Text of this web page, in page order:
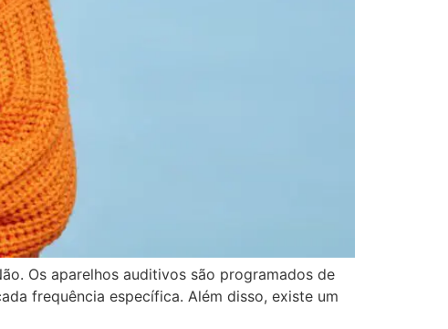
Os aparelhos auditivos são programados de
frequência específica. Além disso, existe um